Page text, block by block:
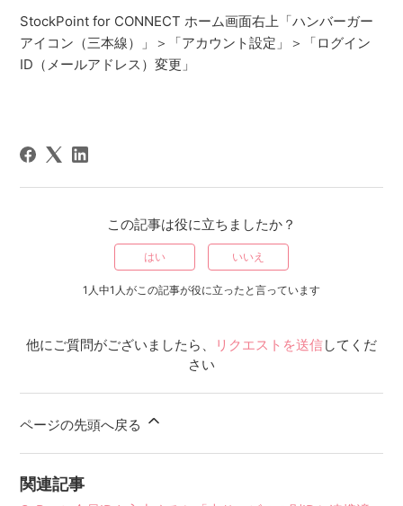
StockPoint for CONNECT ホーム画面右上「ハンバーガー
アイコン（三本線）」＞「アカウント設定」＞「ログイン
ID（メールアドレス）変更」
この記事は役に立ちましたか？
はい いいえ
1人中1人がこの記事が役に立ったと言っています
他にご質問がございましたら、 リクエストを送信してくだ
さい
ページの先頭へ戻る
関連記事